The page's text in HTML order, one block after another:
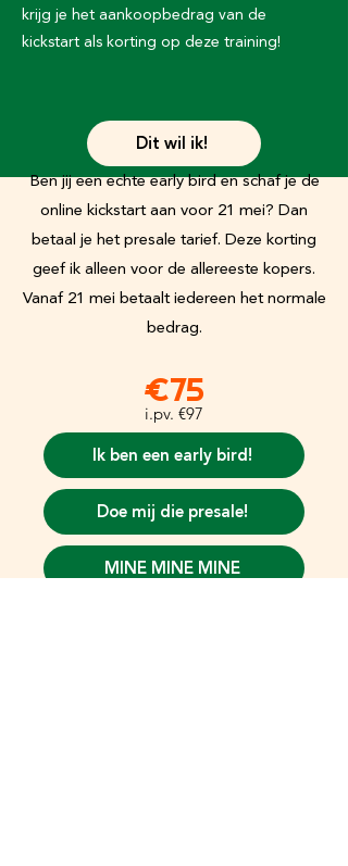
krijg je het aankoopbedrag van de
kickstart als korting op deze training!
Dit wil ik!
Ben jij een echte early bird en schaf je de
online kickstart aan voor 21 mei? Dan
betaal je het presale tarief. Deze korting
geef ik alleen voor de allereeste kopers.
Vanaf 21 mei betaalt iedereen het normale
bedrag.
€75
i.pv. €97
Ik ben een early bird!
Doe mij die presale!
MINE MINE MINE